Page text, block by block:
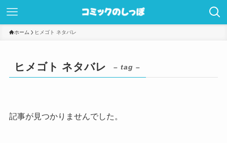
ホーム ヒメゴト ネタバレ
ヒメゴト ネタバレ – tag –
記事が見つかりませんでした。